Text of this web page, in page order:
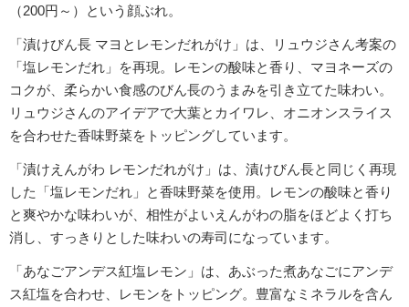
（200円～）という顔ぶれ。
「漬けびん長 マヨとレモンだれがけ」は、リュウジさん考案の
「塩レモンだれ」を再現。レモンの酸味と香り、マヨネーズの
コクが、柔らかい食感のびん長のうまみを引き立てた味わい。
リュウジさんのアイデアで大葉とカイワレ、オニオンスライス
を合わせた香味野菜をトッピングしています。
「漬けえんがわ レモンだれがけ」は、漬けびん長と同じく再現
した「塩レモンだれ」と香味野菜を使用。レモンの酸味と香り
と爽やかな味わいが、相性がよいえんがわの脂をほどよく打ち
消し、すっきりとした味わいの寿司になっています。
「あなごアンデス紅塩レモン」は、あぶった煮あなごにアンデ
ス紅塩を合わせ、レモンをトッピング。豊富なミネラルを含ん